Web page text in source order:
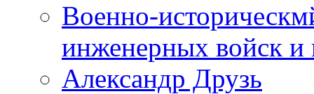
Военно-
инженерных войск и
Александр Друзь